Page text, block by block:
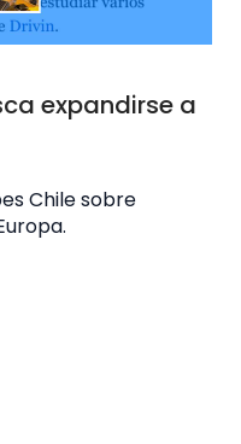
expandirse a
Chile sobre